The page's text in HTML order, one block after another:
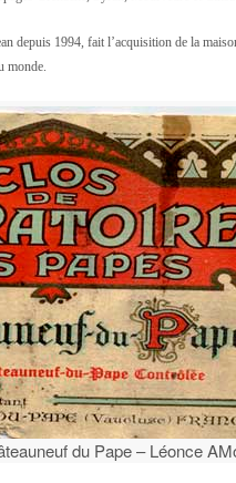
depuis 1994, fait l’acquisition de la
monde.
du Pape – Léonce